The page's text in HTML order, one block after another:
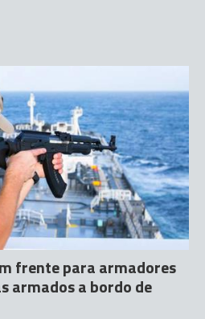
frente para armadores
armados a bordo de